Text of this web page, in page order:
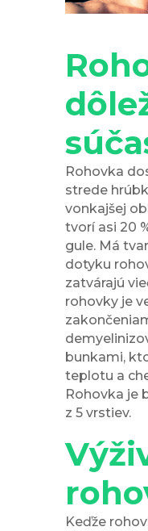
Rohovka
strede
vonkajšej
tvorí asi 20
gule. Má
dotyku
zatvárajú
rohovky je
bunkami,
teplotu a
Rohovka je
z 5 vrstiev.
Keďže